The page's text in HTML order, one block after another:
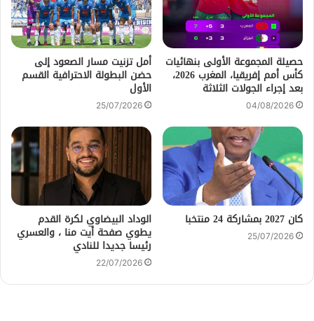
حصيلة المجموعة الأولى بنهائيات
كأس أمم إفريقيا، المغرب 2026،
بعد إجراء الجولات الثلاثة
04/08/2026
أمل تزنيت مسار الصعود إلى
حضن البطولة الاحترافية القسم
الأول
25/07/2026
كان 2027 بمشاركة 24 منتخبا
25/07/2026
الوداد البيضاوي لكرة القدم
يطوي صفحة أيت منا ، والعسري
رئيسا جديدا للنادي
22/07/2026